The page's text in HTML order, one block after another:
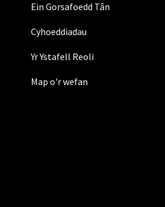
Ein Gorsafoedd Tân
Cyhoeddiadau
Yr Ystafell Reoli
Map o'r wefan